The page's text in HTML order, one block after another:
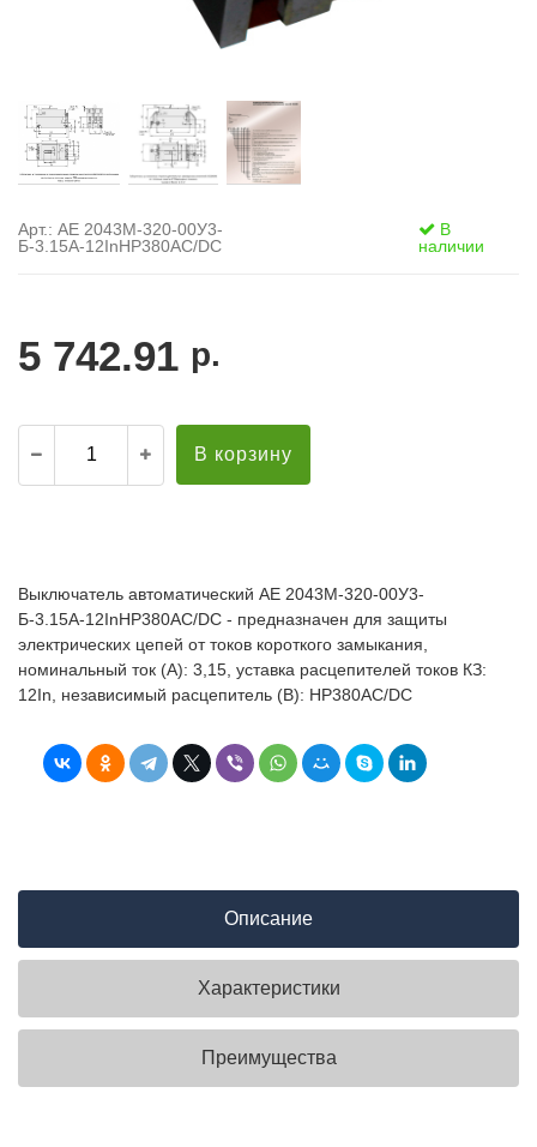
Арт.: АЕ 2043М-320-00У3-
Б-3.15А-12InНР380AC/DC
В
наличии
5 742.91 р.
В корзину
Выключатель автоматический АЕ 2043М-320-00У3-
Б-3.15А-12InНР380AC/DC - предназначен для защиты
электрических цепей от токов короткого замыкания,
номинальный ток (А): 3,15, уставка расцепителей токов КЗ:
12In, независимый расцепитель (В): НР380AC/DC
Описание
Характеристики
Преимущества